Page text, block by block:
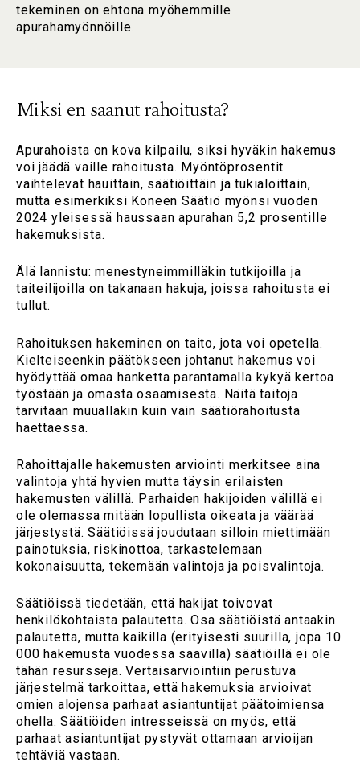
tekeminen on ehtona myöhemmille
apurahamyönnöille.
Miksi en saanut rahoitusta?
Apurahoista on kova kilpailu, siksi hyväkin hakemus
voi jäädä vaille rahoitusta. Myöntöprosentit
vaihtelevat hauittain, säätiöittäin ja tukialoittain,
mutta esimerkiksi Koneen Säätiö myönsi vuoden
2024 yleisessä haussaan apurahan 5,2 prosentille
hakemuksista.
Älä lannistu: menestyneimmilläkin tutkijoilla ja
taiteilijoilla on takanaan hakuja, joissa rahoitusta ei
tullut.
Rahoituksen hakeminen on taito, jota voi opetella.
Kielteiseenkin päätökseen johtanut hakemus voi
hyödyttää omaa hanketta parantamalla kykyä kertoa
työstään ja omasta osaamisesta. Näitä taitoja
tarvitaan muuallakin kuin vain säätiörahoitusta
haettaessa.
Rahoittajalle hakemusten arviointi merkitsee aina
valintoja yhtä hyvien mutta täysin erilaisten
hakemusten välillä. Parhaiden hakijoiden välillä ei
ole olemassa mitään lopullista oikeata ja väärää
järjestystä. Säätiöissä joudutaan silloin miettimään
painotuksia, riskinottoa, tarkastelemaan
kokonaisuutta, tekemään valintoja ja poisvalintoja.
Säätiöissä tiedetään, että hakijat toivovat
henkilökohtaista palautetta. Osa säätiöistä antaakin
palautetta, mutta kaikilla (erityisesti suurilla, jopa 10
000 hakemusta vuodessa saavilla) säätiöillä ei ole
tähän resursseja. Vertaisarviointiin perustuva
järjestelmä tarkoittaa, että hakemuksia arvioivat
omien alojensa parhaat asiantuntijat päätoimiensa
ohella. Säätiöiden intresseissä on myös, että
parhaat asiantuntijat pystyvät ottamaan arvioijan
tehtäviä vastaan.